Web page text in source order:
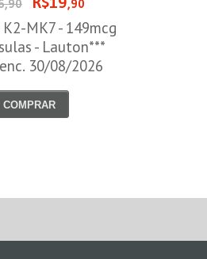
,90
MK7 - 149mcg
- Lauton***
30/08/2026
COMPRAR